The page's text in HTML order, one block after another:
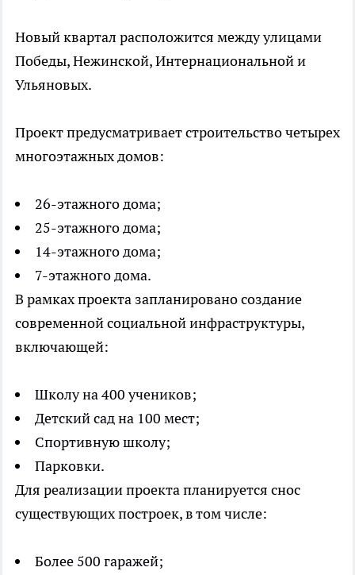
Новый квартал расположится между улицами
Победы, Нежинской, Интернациональной и
Ульяновых.
Проект предусматривает строительство четырех
многоэтажных домов:
26-этажного дома;
25-этажного дома;
14-этажного дома;
7-этажного дома.
В рамках проекта запланировано создание
современной социальной инфраструктуры,
включающей:
Школу на 400 учеников;
Детский сад на 100 мест;
Спортивную школу;
Парковки.
Для реализации проекта планируется снос
существующих построек, в том числе:
Более 500 гаражей;